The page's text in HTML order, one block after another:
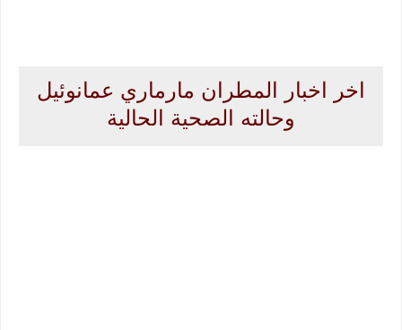
اخر اخبار المطران مارماري عمانوئيل
وحالته الصحية الحالية